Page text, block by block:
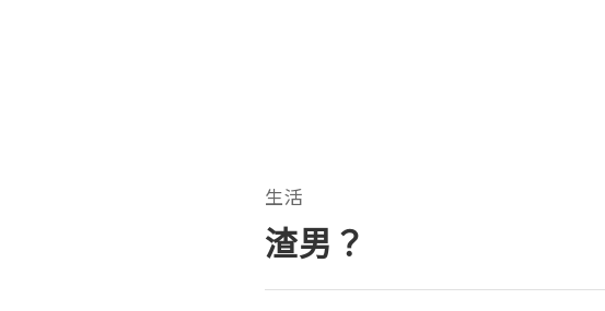
生活
渣男？